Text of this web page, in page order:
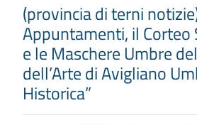
(provincia di terni
Appuntamenti, il Corteo
e le Maschere Umbre
dell’Arte di Avigliano
Historica”